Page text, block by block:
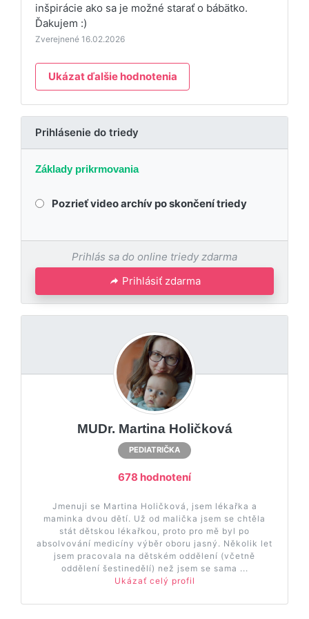
inšpirácie ako sa je možné starať o bábätko.
Ďakujem :)
Zverejnené 16.02.2026
Ukázat ďalšie hodnotenia
Prihlásenie do triedy
Základy prikrmovania
Pozrieť video archív po skončení triedy
Prihlás sa do online triedy zdarma
Prihlásiť zdarma
MUDr. Martina Holičková
PEDIATRIČKA
678 hodnotení
Jmenuji se Martina Holičková, jsem lékařka a
maminka dvou dětí. Už od malička jsem se chtěla
stát dětskou lékařkou, proto pro mě byl po
absolvování medicíny výběr oboru jasný. Několik let
jsem pracovala na dětském oddělení (včetně
oddělení šestinedělí) než jsem se sama ...
Ukázať celý profil